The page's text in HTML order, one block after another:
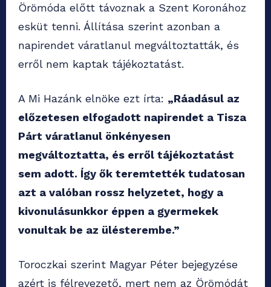
Örömóda előtt távoznak a Szent Koronához
esküt tenni. Állítása szerint azonban a
napirendet váratlanul megváltoztatták, és
erről nem kaptak tájékoztatást.
A Mi Hazánk elnöke ezt írta: „Ráadásul az
előzetesen elfogadott napirendet a Tisza
Párt váratlanul önkényesen
megváltoztatta, és erről tájékoztatást
sem adott. Így ők teremtették tudatosan
azt a valóban rossz helyzetet, hogy a
kivonulásunkkor éppen a gyermekek
vonultak be az ülésterembe.”
Toroczkai szerint Magyar Péter bejegyzése
azért is félrevezető, mert nem az Örömódát